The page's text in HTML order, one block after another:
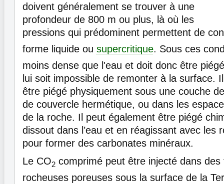
doivent généralement se trouver à une
profondeur de 800 m ou plus, là où les
pressions qui prédominent permettent de
forme liquide ou supercritique. Sous ces
moins dense que l'eau et doit donc être
lui soit impossible de remonter à la surface.
être piégé physiquement sous une couche
de couvercle hermétique, ou dans les
de la roche. Il peut également être piégé
dissout dans l’eau et en réagissant avec les
pour former des carbonates minéraux.
Le CO2 comprimé peut être injecté dans des
rocheuses poreuses sous la surface de la